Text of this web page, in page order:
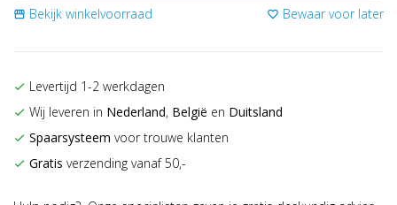
storefront Bekijk winkelvoorraad favorite_border Bewaar voor later
check Levertijd 1-2 werkdagen
check Wij leveren in Nederland, België en Duitsland
check Spaarsysteem voor trouwe klanten
check Gratis verzending vanaf 50,-